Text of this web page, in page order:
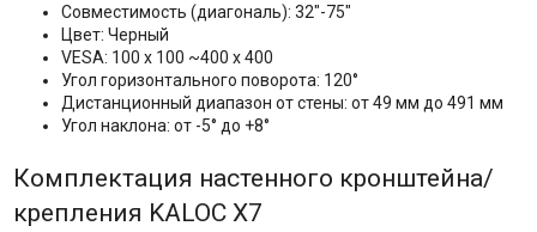
Совместимость (диагональ): 32"-75"
Цвет: Черный
VESA: 100 х 100 ~400 x 400
Угол горизонтального поворота: 120°
Дистанционный диапазон от стены: от 49 мм до 491 мм
Угол наклона: от -5° до +8°
Комплектация настенного кронштейна/
крепления KALOC X7